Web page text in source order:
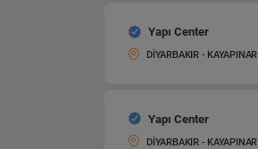
Yapı Center
DİYARBAKIR - KAYAPINAR
Yapı Center
DİYARBAKIR - KAYAPINAR